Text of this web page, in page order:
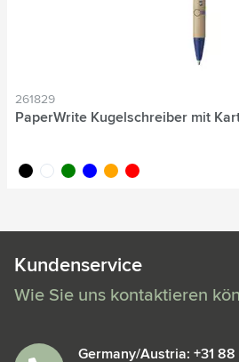
261829
PaperWrite Kugelschreiber mit
noir blancvert bleu orange
rouge
Kundenservice
Wie Sie uns kontaktieren
Germany/Austria: +31 88